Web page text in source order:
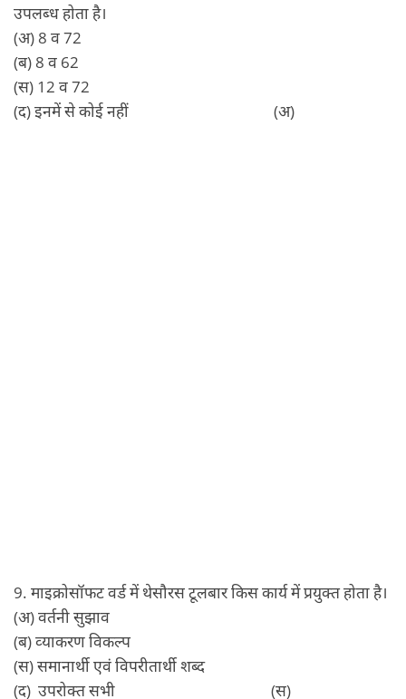
उपलब्‍ध होता है।
(अ) 8 व 72
(ब) 8 व 62
(स) 12 व 72
(द) इनमें से कोई नहीं (अ)
9. माइक्रोसॉफट वर्ड में थेसौरस टूलबार किस कार्य में प्रयुक्‍त होता है।
(अ) वर्तनी सुझाव
(ब) व्‍याकरण विकल्‍प
(स) समानार्थी एवं विपरीतार्थी शब्‍द
(द) उपरोक्‍त सभी (स)